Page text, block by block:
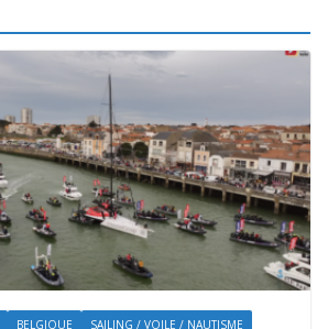
BELGIQUE
SAILING / VOILE / NAUTISME